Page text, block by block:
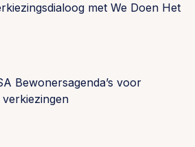
met We Doen Het
Bewonersagenda’s voor